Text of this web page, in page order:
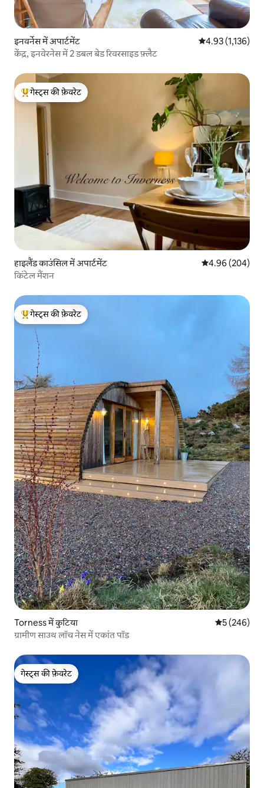
इनवर्नेस में अपार्टमेंट औसत रेटिंग 5 में से
4.93 (1,136)
केंद्र, इनवेरनेस में 2 डबल बेड रिवरसाइड फ़्लैट
गेस्ट्स का टॉप फ़ेवरेट
गेस्ट्स की फ़ेवरेट
हाइलैंड काउंसिल में अपार्टमेंट औसत रेटिंग 5 में से
4.96 (204)
किंटेल मैंशन
गेस्ट्स का टॉप फ़ेवरेट
गेस्ट्स की फ़ेवरेट
Torness में कुटिया औसत रेटिंग 5
5 (246)
ग्रामीण साउथ लॉच नेस में एकांत पॉड
गेस्ट्स की फ़ेवरेट
गेस्ट्स की फ़ेवरेट